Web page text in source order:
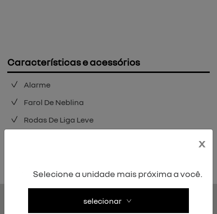
Características e acessórios
Alarme
Farol De Neblina
Rodas De Liga Leve
Você também pode gostar de:
x
Selecione a unidade mais próxima a você.
selecionar